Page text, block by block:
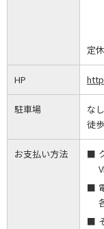
定
HP
駐車場
なし
徒
お支払い方法